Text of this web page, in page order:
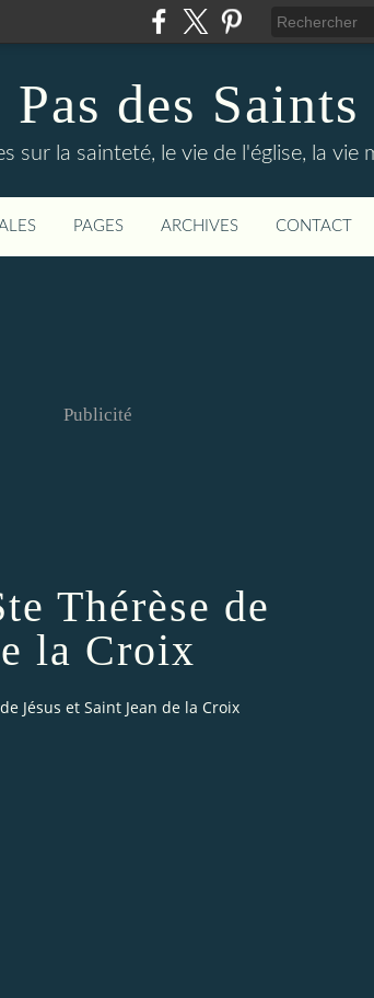
des Saints
sur la sainteté, le vie de l'église, la vie
PAGES ARCHIVES CONTACT
Publicité
Thérèse de
la Croix
Jésus et Saint Jean de la Croix